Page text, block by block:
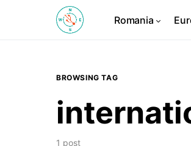
Romania
BROWSING TAG
1 post